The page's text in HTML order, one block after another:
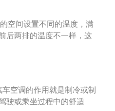
送风模式是上、中、下三
空间。
空间设置不同的温度，满
后两排的温度不一样，这
的舒适性配置，空调制热
按键后，压缩机离合器会
制冷剂，并将制冷剂送到
空调的作用就是制冷或制
驶或乘坐过程中的舒适